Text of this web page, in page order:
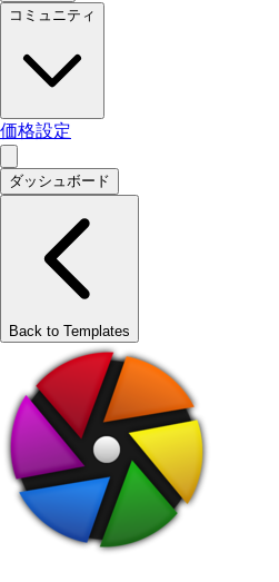
コミュニティ
価格設定
ダッシュボード
Back to Templates